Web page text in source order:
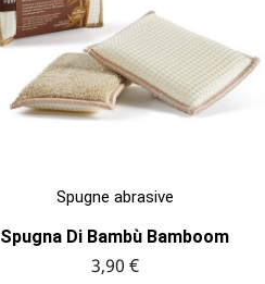
Spugne abrasive
Spugna Di Bambù Bamboom
3,90 €
ANTEPRIMA